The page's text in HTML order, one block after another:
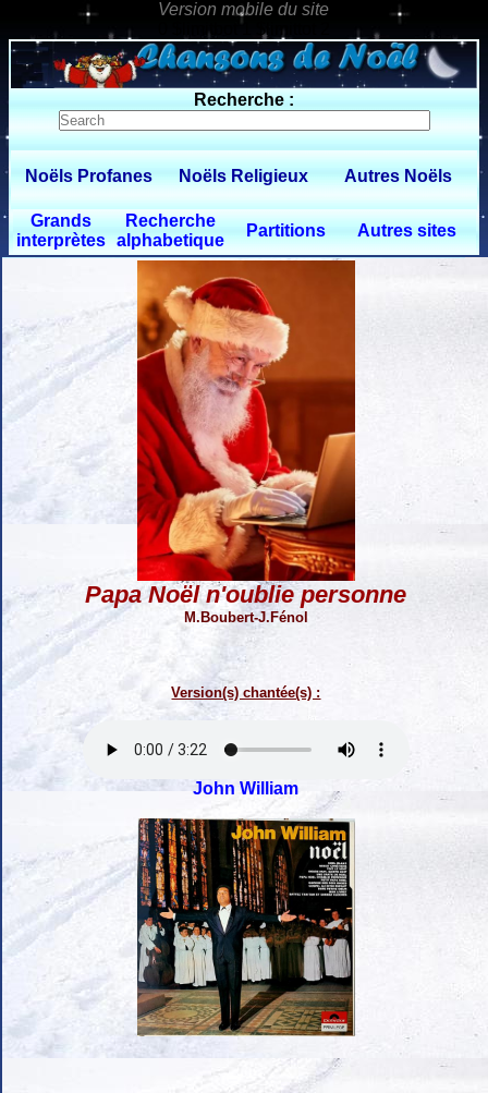
0 $limitbot 1 $limittot 2
Recherche :
Noëls Profanes Noëls Religieux Autres Noëls
Grands
interprètes
Recherche
alphabetique
Partitions Autres sites
Papa Noël n'oublie personne
M.Boubert-J.Fénol
Version(s) chantée(s) :
John William